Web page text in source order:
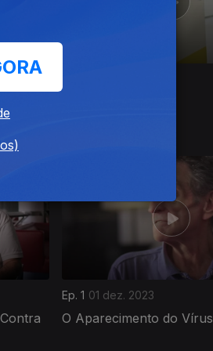
Ep. 1 01 dez. 2023
O Aparecimento do Vírus